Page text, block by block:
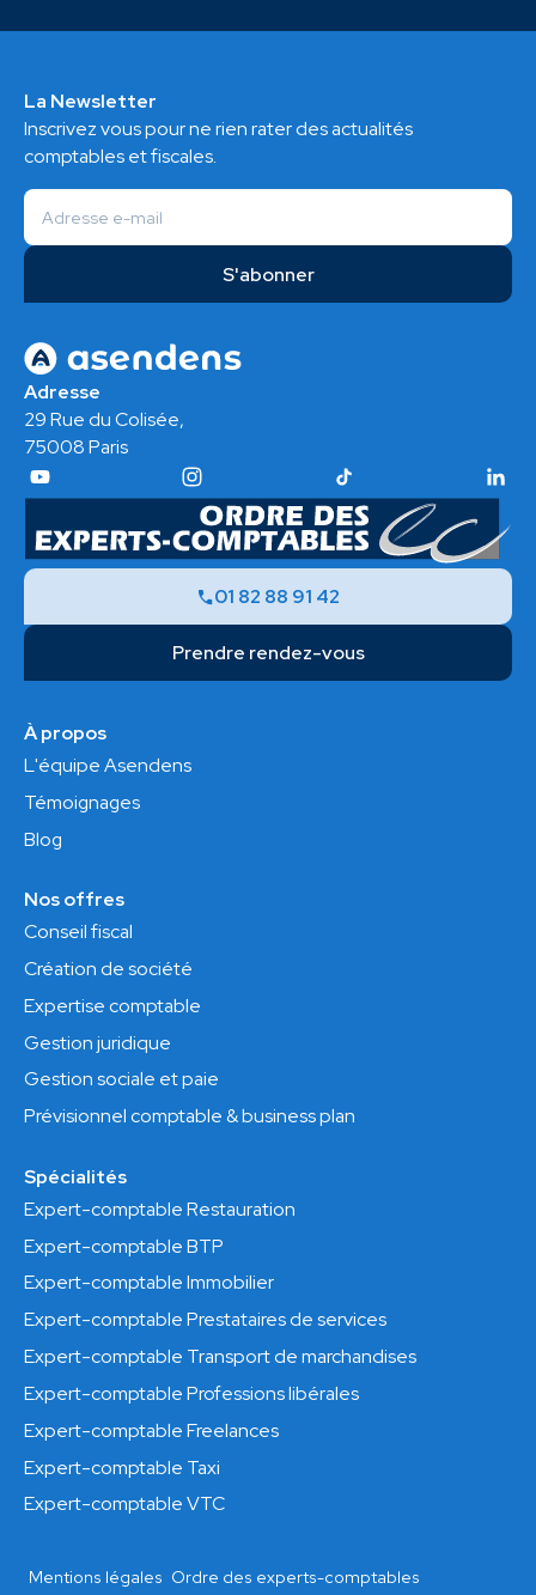
Adresse
29 Rue du Colisée,
75008 Paris
01 82 88 91 42
Prendre rendez-vous
La Newsletter
Inscrivez vous pour ne rien rater des actualités
comptables et fiscales.
À propos
L'équipe Asendens
Témoignages
Blog
Nos offres
Conseil fiscal
Création de société
Expertise comptable
Gestion juridique
Gestion sociale et paie
Prévisionnel comptable & business plan
Spécialités
Expert-comptable Restauration
Expert-comptable BTP
Expert-comptable Immobilier
Expert-comptable Prestataires de services
Expert-comptable Transport de marchandises
Expert-comptable Professions libérales
Expert-comptable Freelances
Expert-comptable Taxi
Expert-comptable VTC
Mentions légales Ordre des experts-comptables